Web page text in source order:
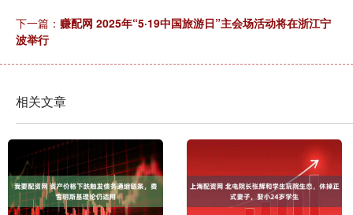
下一篇： 赚配网 2025年“5·19中国旅游日”主会场活动将在浙江宁
波举行
相关文章